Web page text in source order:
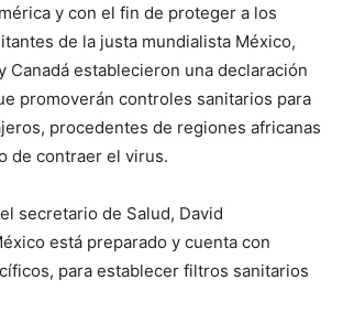
y con el fin de proteger a los
de la justa mundialista México,
Canadá establecieron una declaración
promoverán controles sanitarios para
procedentes de regiones africanas
de contraer el virus.
secretario de Salud, David
está preparado y cuenta con
para establecer filtros sanitarios